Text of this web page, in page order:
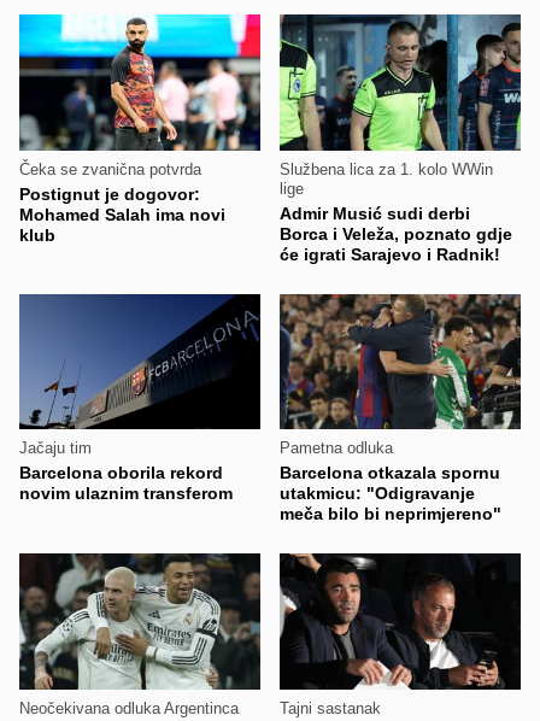
Čeka se zvanična potvrda
Postignut je dogovor:
Mohamed Salah ima novi
klub
Službena lica za 1. kolo WWin
lige
Admir Musić sudi derbi
Borca i Veleža, poznato gdje
će igrati Sarajevo i Radnik!
Jačaju tim
Barcelona oborila rekord
novim ulaznim transferom
Pametna odluka
Barcelona otkazala spornu
utakmicu: "Odigravanje
meča bilo bi neprimjereno"
Neočekivana odluka Argentinca Tajni sastanak